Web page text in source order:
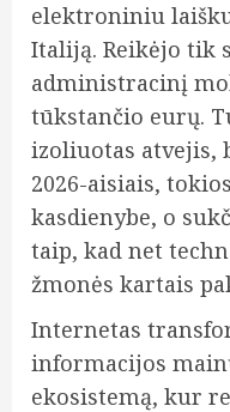
elektroniniu
Italiją. Reikėjo tik
administracinį
tūkstančio eurų.
izoliuotas atvejis,
2026-aisiais,
kasdienybe, o
taip, kad net
žmonės kartais
Internetas
informacijos
ekosistemą, kur